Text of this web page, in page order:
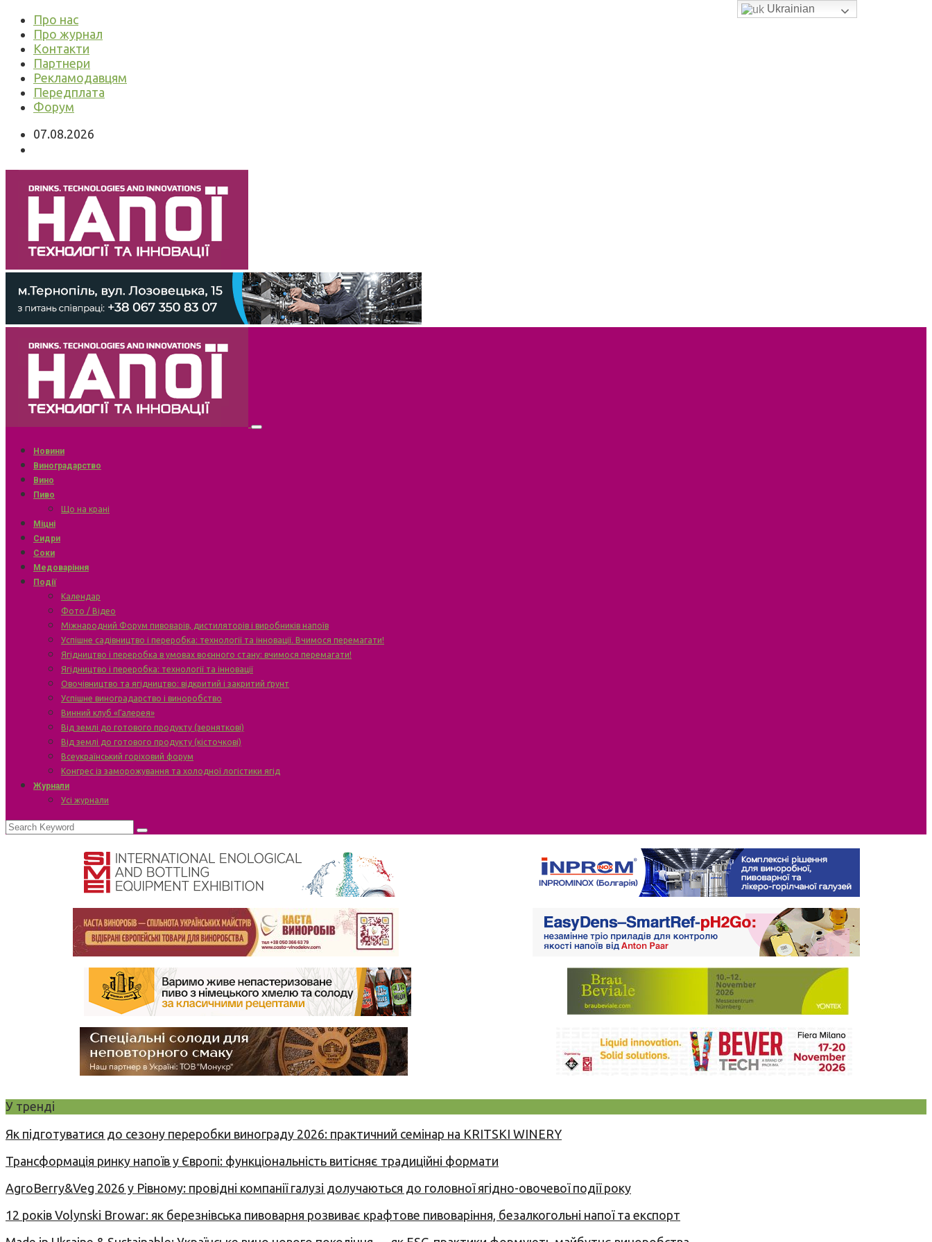
Про нас
Про журнал
Контакти
Партнери
Рекламодавцям
Передплата
Форум
07.08.2026
Новини
Виноградарство
Вино
Пиво
Що на крані
Міцні
Сидри
Соки
Медоваріння
Події
Календар
Фото / Відео
Міжнародний Форум пивоварів, дистиляторів і виробників напоїв
Успішне садівництво і переробка: технології та інновації. Вчимося перемагати!
Ягідництво і переробка в умовах воєнного стану: вчимося перемагати!
Ягідництво і переробка: технології та інновації
Овочівництво та ягідництво: відкритий і закритий ґрунт
Успішне виноградарство і виноробство
Винний клуб «Галерея»
Від землі до готового продукту (зерняткові)
Від землі до готового продукту (кісточкові)
Всеукраїнський горіховий форум
Конгрес із заморожування та холодної логістики ягід
Журнали
Усі журнали
У тренді
Як підготуватися до сезону переробки винограду 2026: практичний семінар на KRITSKI WINERY
Трансформація ринку напоїв у Європі: функціональність витісняє традиційні формати
AgroBerry&Veg 2026 у Рівному: провідні компанії галузі долучаються до головної ягідно-овочевої події року
12 років Volynski Browar: як березнівська пивоварня розвиває крафтове пивоваріння, безалкогольні напої та експорт
Ukrainian